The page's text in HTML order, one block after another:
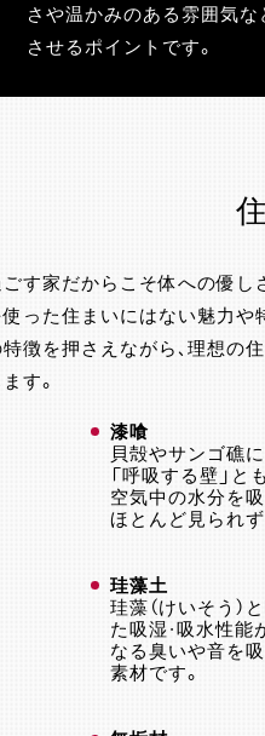
さや温かみのある雰囲気な
させるポイントです。
す家だからこそ体への優し
った住まいにはない魅力や
徴を押さえながら、理想の
す。
漆喰
貝殻やサンゴ礁
「呼吸する壁」
空気中の水分を
ほとんど見られ
珪藻土
珪藻（けいそう
た吸湿・吸水性
なる臭いや音を
素材です。